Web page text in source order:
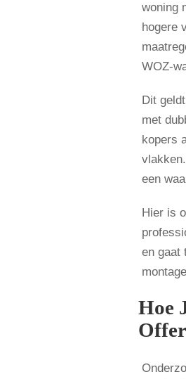
woning
hogere
WOZ-
Dit
met
kopers
een
Hier is
en gaat
Hoe